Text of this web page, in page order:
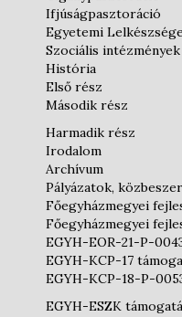
Ifjúságpasztoráció
Egyetemi
Szociális intézmények
História
Első rész
Második rész
Harmadik rész
Irodalom
Archívum
Pályázatok,
Főegyházmegyei
Főegyházmegyei
EGYH-EOR-21-P-
EGYH-KCP-17
EGYH-KCP-18-P-
EGYH-ESZK